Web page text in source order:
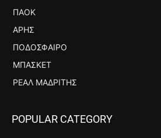
ΠΑΟΚ
ΆΡΗΣ
ΠΟΔΌΣΦΑΙΡΟ
ΜΠΆΣΚΕΤ
ΡΕΆΛ ΜΑΔΡΊΤΗΣ
POPULAR CATEGORY